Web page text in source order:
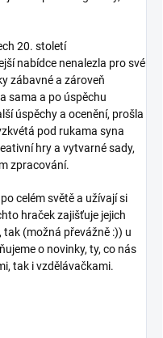
20. století
nabídce nenalezla pro své
zábavné a zároveň
sama a po úspěchu
úspěchy a ocenění, prošla
pod rukama syna
hry a vytvarné sady,
zpracování.
celém světě a užívají si
hraček zajišťuje jejich
(možná převážně :)) u
o novinky, ty, co nás
tak i vzdělávačkami.